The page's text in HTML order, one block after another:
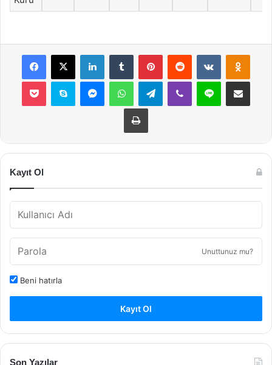
Facebook
X LinkedInTumblr PinterestReddit VKontakte
Pocket Skype MessengerWhatsAppTelegramViber Line E-Posta ile
Yazdır
Kayıt Ol
Unuttunuz mu?
Beni hatırla
Kayıt Ol
Son Yazılar